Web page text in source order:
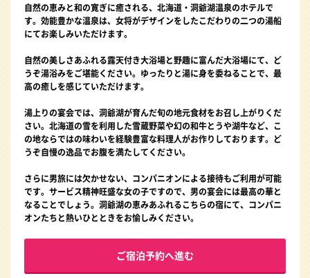
自然の恵みと和の寛ぎに癒される、北海道・洞爺湖温泉のホテルで
す。効能豊かな温泉は、女将がデザインをしたこだわりの二つの湯船
にてお楽しみいただけます。
自然の美しさあふれる露天付き大浴場と野趣に富んだ大浴場にて、ど
うぞ湯浴みをご堪能ください。ゆったりと湯に身を委ねることで、最
高の癒しを感じていただけます。
湯上りの宴会では、洞爺湖が育んだ旬の地元食材をお召し上がりくだ
さい。北海道の雪を利用した雪蔵野菜や幻の和牛とうや湖牛など、こ
の地ならではの味わいを経験豊富な料理人がお作りしております。ど
うぞ自慢の逸品でお腹を満たしてください。
さらに男旅には欠かせない、コンパニオンによる接待もご利用が可能
です。サービス精神旺盛な女の子ですので、男の宴会には最高の華と
なることでしょう。洞爺湖の恵みあふれるこちらの宿にて、コンパニ
オンたちと熱いひとときをお愉しみください。
ご宿泊予約へ進む